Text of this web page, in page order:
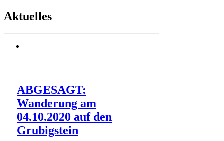
Aktuelles
ABGESAGT:
Wanderung am
04.10.2020 auf den
Grubigstein